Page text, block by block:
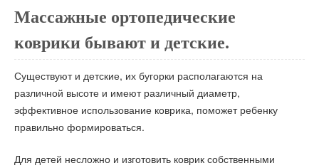
Массажные ортопедические
коврики бывают и детские.
Существуют и детские, их бугорки располагаются на
различной высоте и имеют различный диаметр,
эффективное использование коврика, поможет ребенку
правильно формироваться.
Для детей несложно и изготовить коврик собственными